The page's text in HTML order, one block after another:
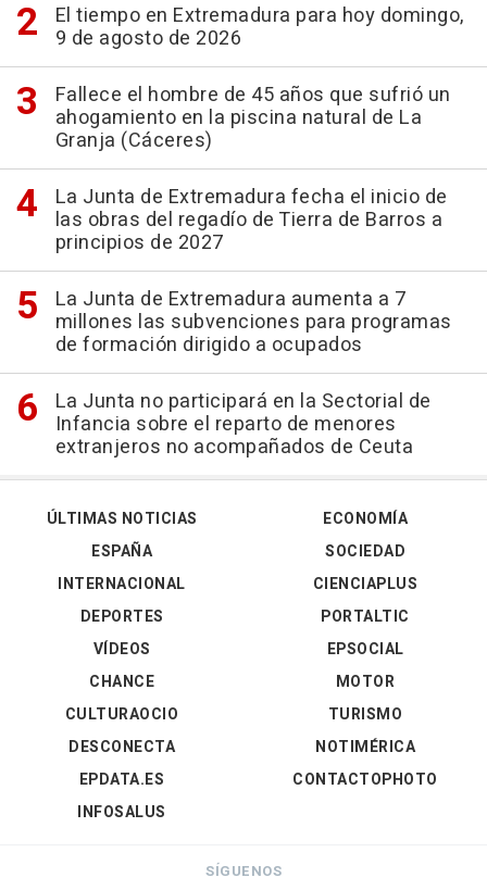
El tiempo en Extremadura para hoy domingo,
9 de agosto de 2026
Fallece el hombre de 45 años que sufrió un
ahogamiento en la piscina natural de La
Granja (Cáceres)
La Junta de Extremadura fecha el inicio de
las obras del regadío de Tierra de Barros a
principios de 2027
La Junta de Extremadura aumenta a 7
millones las subvenciones para programas
de formación dirigido a ocupados
La Junta no participará en la Sectorial de
Infancia sobre el reparto de menores
extranjeros no acompañados de Ceuta
ÚLTIMAS NOTICIAS
ESPAÑA
INTERNACIONAL
DEPORTES
VÍDEOS
ECONOMÍA
SOCIEDAD
CIENCIAPLUS
PORTALTIC
EPSOCIAL
CHANCE
CULTURAOCIO
DESCONECTA
EPDATA.ES
INFOSALUS
MOTOR
TURISMO
NOTIMÉRICA
CONTACTOPHOTO
SÍGUENOS